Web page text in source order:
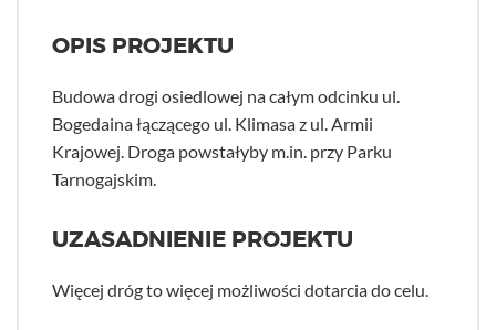
OPIS PROJEKTU
Budowa drogi osiedlowej na całym odcinku ul.
Bogedaina łączącego ul. Klimasa z ul. Armii
Krajowej. Droga powstałyby m.in. przy Parku
Tarnogajskim.
UZASADNIENIE PROJEKTU
Więcej dróg to więcej możliwości dotarcia do celu.